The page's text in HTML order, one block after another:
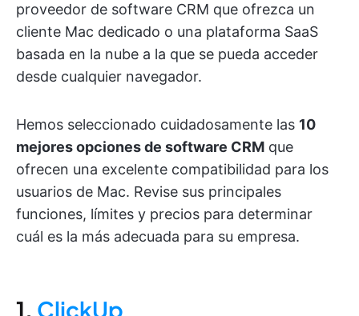
proveedor de software CRM que ofrezca un
cliente Mac dedicado o una plataforma SaaS
basada en la nube a la que se pueda acceder
desde cualquier navegador.
Hemos seleccionado cuidadosamente las 10
mejores opciones de software CRM que
ofrecen una excelente compatibilidad para los
usuarios de Mac. Revise sus principales
funciones, límites y precios para determinar
cuál es la más adecuada para su empresa.
1. ClickUp